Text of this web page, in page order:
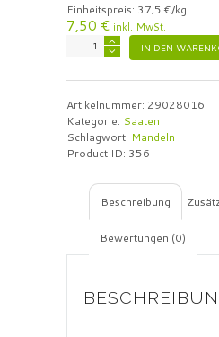
Einheitspreis: 37,5 €/kg
7,50 € inkl. MwSt.
Mandeln
IN DEN
Artikelnummer: 29028016
Kategorie: Saaten
Schlagwort: Mandeln
Product ID: 356
Beschreibung
Bewertungen (0)